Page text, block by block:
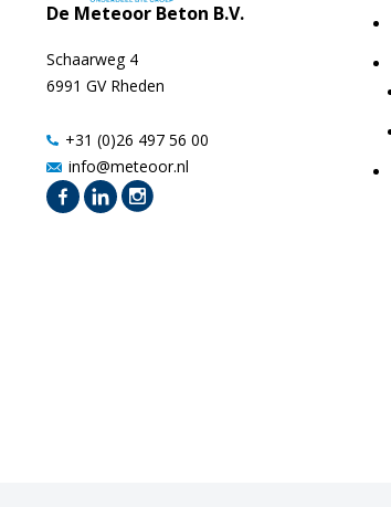
De Meteoor Beton B.V.
Schaarweg 4
6991 GV Rheden
+31 (0)26 497 56 00
info@meteoor.nl